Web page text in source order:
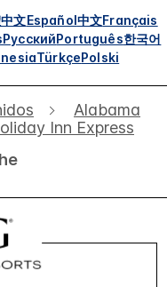
文Español中文Français
РусскийPortuguês한국어
TürkçePolski
Alabama
Inn Express